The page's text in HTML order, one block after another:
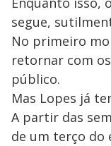
segue,
No primeiro
retornar com
público.
Mas Lopes já
A partir das
de um terço do